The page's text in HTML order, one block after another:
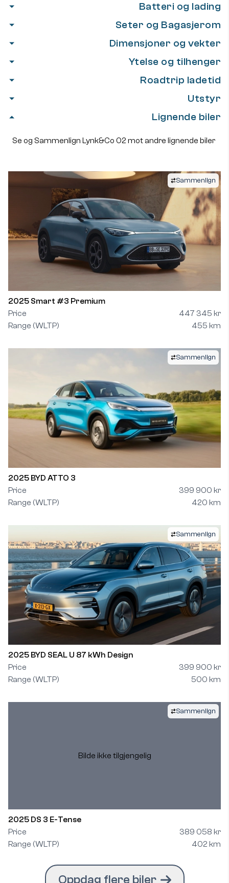
Batteri og lading
Seter og Bagasjerom
Dimensjoner og vekter
Ytelse og tilhenger
Roadtrip ladetid
Utstyr
Lignende biler
Se og Sammenlign Lynk&Co 02 mot andre lignende biler
Sammenlign
2025 Smart #3 Premium
Price
447 345 kr
Range (WLTP)
455 km
Sammenlign
2025 BYD ATTO 3
Price
399 900 kr
Range (WLTP)
420 km
Sammenlign
2025 BYD SEAL U 87 kWh Design
Price
399 900 kr
Range (WLTP)
500 km
Sammenlign
Bilde ikke tilgjengelig
2025 DS 3 E-Tense
Price
389 058 kr
Range (WLTP)
402 km
Oppdag flere biler